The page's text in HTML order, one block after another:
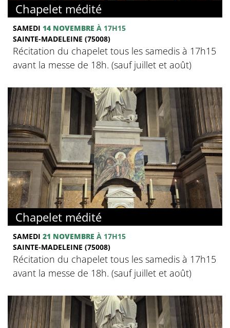
Chapelet médité
SAMEDI 14 NOVEMBRE À 17H15
SAINTE-MADELEINE (75008)
Récitation du chapelet tous les samedis à 17h15
avant la messe de 18h. (sauf juillet et août)
Chapelet médité
SAMEDI 21 NOVEMBRE À 17H15
SAINTE-MADELEINE (75008)
Récitation du chapelet tous les samedis à 17h15
avant la messe de 18h. (sauf juillet et août)